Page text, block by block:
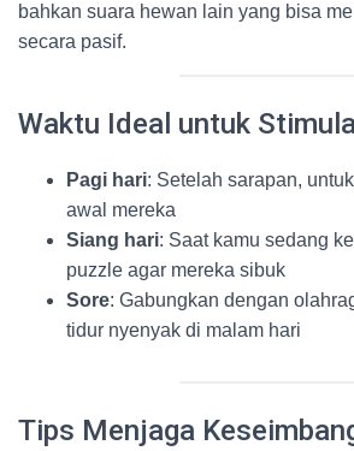
bahkan suara hewan lain yang bisa
secara pasif.
Waktu Ideal untuk
Pagi hari: Setelah sarapan,
awal mereka
Siang hari: Saat kamu sedang
puzzle agar mereka sibuk
Sore: Gabungkan dengan
tidur nyenyak di malam hari
Tips Menjaga